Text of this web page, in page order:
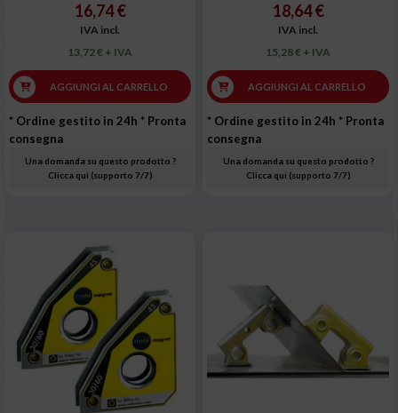
16,74 €
IVA incl.
13,72 € + IVA
AGGIUNGI AL CARRELLO
* Ordine gestito in 24h * Pronta
consegna
Una domanda su questo prodotto ?
Clicca qui (supporto 7/7)
18,64 €
IVA incl.
15,28 € + IVA
AGGIUNGI AL CARRELLO
* Ordine gestito in 24h * Pronta
consegna
Una domanda su questo prodotto ?
Clicca qui (supporto 7/7)